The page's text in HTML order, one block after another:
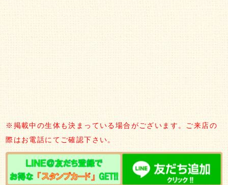
※掲載中の生体も決まっている場合がございます。ご来店の
際はお電話にてご確認下さい。